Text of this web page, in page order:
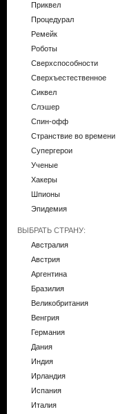
Приквел
Процедурал
Ремейк
Роботы
Сверхспособности
Сверхъестественное
Сиквел
Слэшер
Спин-офф
Странствие во времени
Супергерои
Ученые
Хакеры
Шпионы
Эпидемия
ВЫБРАТЬ СТРАНУ:
Австралия
Австрия
Аргентина
Бразилия
Великобритания
Венгрия
Германия
Дания
Индия
Ирландия
Испания
Италия